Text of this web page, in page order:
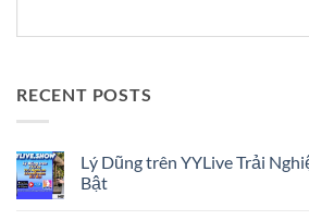
RECENT POSTS
Lý Dũng trên YYLive Trải
Bật